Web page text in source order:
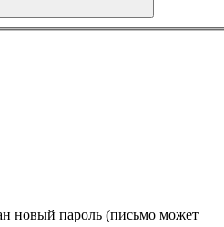
новый пароль (письмо может